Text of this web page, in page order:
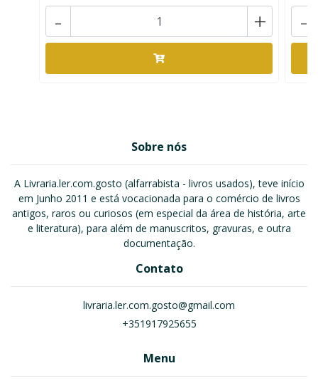
+
- -
Sobre nós
A Livraria.ler.com.gosto (alfarrabista - livros usados), teve início
em Junho 2011 e está vocacionada para o comércio de livros
antigos, raros ou curiosos (em especial da área de história, arte
e literatura), para além de manuscritos, gravuras, e outra
documentação.
Contato
livraria.ler.com.gosto@gmail.com
+351917925655
Menu